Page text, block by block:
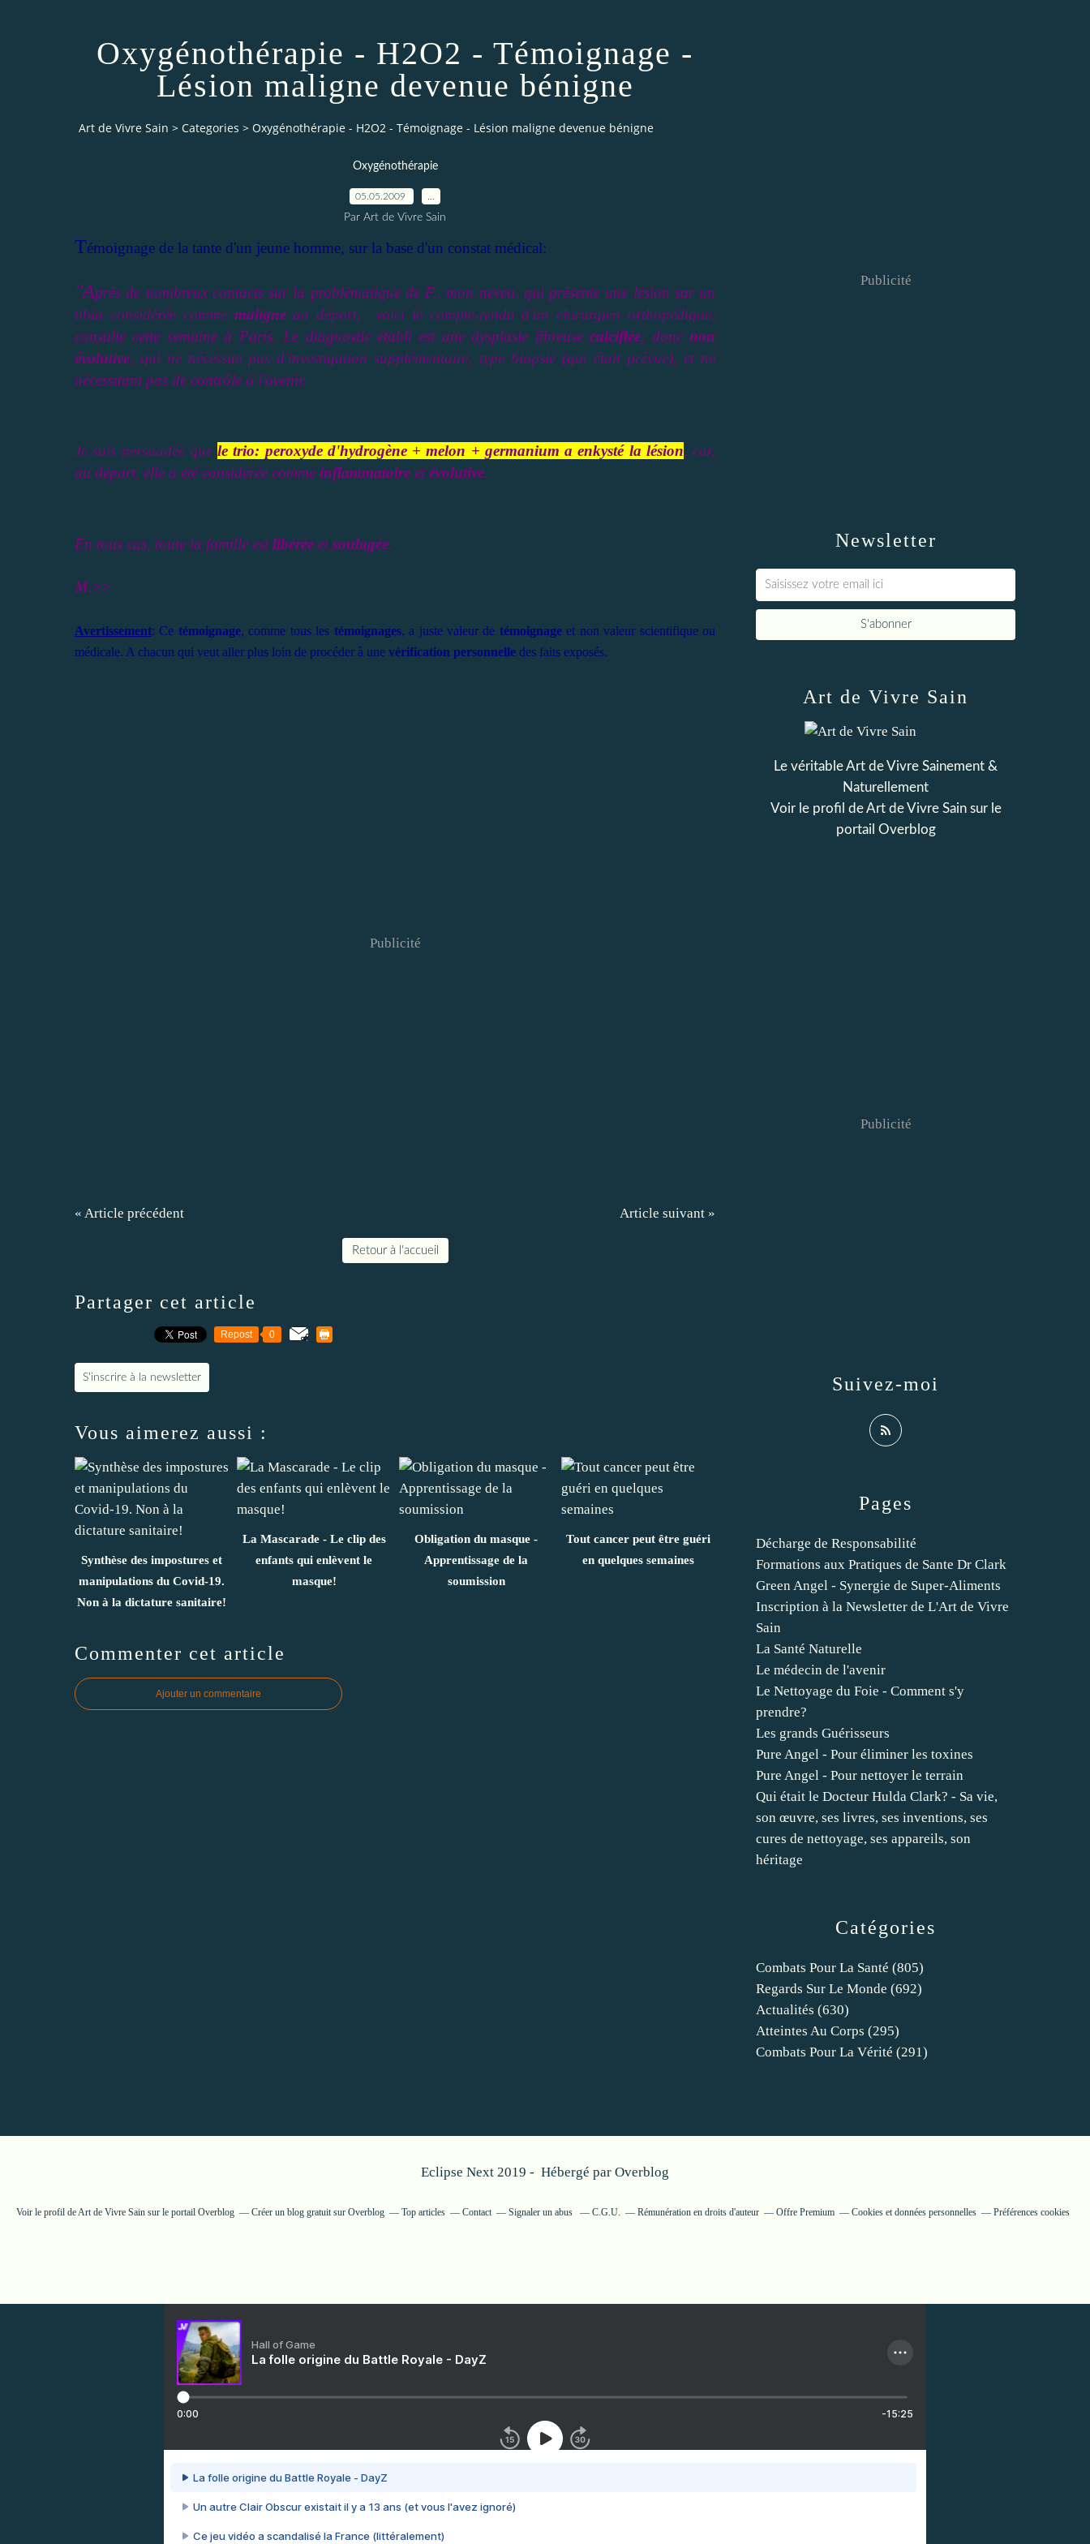
Oxygénothérapie - H2O2 - Témoignage -
Lésion maligne devenue bénigne
Art de Vivre Sain > Categories > Oxygénothérapie - H2O2 - Témoignage - Lésion maligne devenue bénigne
Oxygénothérapie
05.05.2009
Par Art de Vivre Sain
Témoignage de la tante d'un jeune homme, sur la base d'un constat médical:
"Après de nombreux contacts sur la problématique de F., mon neveu, qui présente une lésion sur un
tibia considérée comme maligneau départ, voici le compte-rendu d'un chirurgien orthopédique,
consulté cette semaine à Paris. Le diagnostic établi est une dysplasie fibreusecalcifiée, doncnon
évolutive, qui ne nécessite pas d'investigation supplémentaire, type biopsie (qui était prévue), et ne
nécessitant pas de contrôle à l'avenir.
Je suis persuadée que le trio: peroxyde d'hydrogène + melon + germanium a enkysté la lésion, car,
au départ, elle a été considérée comme inflammatoire etévolutive.
En tous cas, toute la famille estlibérée etsoulagée.
M.>>
Avertissement: Ce témoignage, comme tous les témoignages, a juste valeur de témoignageet non valeur scientifique ou
médicale. A chacun qui veut aller plus loin de procéder à une vérification personnelle des faits exposés.
Publicité
« Article précédent Article suivant »
Retour à l'accueil
Partager cet article
Repost 0
S'inscrire à la newsletter
Vous aimerez aussi :
Synthèse des impostures et
manipulations du Covid-19.
Non à la dictature sanitaire!
La Mascarade - Le clip des
enfants qui enlèvent le
masque!
Obligation du masque -
Apprentissage de la
soumission
Tout cancer peut être guéri
en quelques semaines
Commenter cet article
Ajouter un commentaire
Newsletter
Publicité
Catégories
Combats Pour La Santé (805)
Regards Sur Le Monde (692)
Actualités (630)
Atteintes Au Corps (295)
Combats Pour La Vérité (291)
Pages
Décharge de Responsabilité
Formations aux Pratiques de Sante Dr Clark
Green Angel - Synergie de Super-Aliments
Inscription à la Newsletter de L'Art de Vivre
Sain
La Santé Naturelle
Le médecin de l'avenir
Le Nettoyage du Foie - Comment s'y
prendre?
Les grands Guérisseurs
Pure Angel - Pour éliminer les toxines
Pure Angel - Pour nettoyer le terrain
Qui était le Docteur Hulda Clark? - Sa vie,
son œuvre, ses livres, ses inventions, ses
cures de nettoyage, ses appareils, son
héritage
Art de Vivre Sain
Le véritable Art de Vivre Sainement &
Naturellement
Voir le profil deArt de Vivre Sainsur le
portail Overblog
Suivez-moi
Publicité
Eclipse Next 2019 - Hébergé par Overblog
Voir le profil deArt de Vivre Sainsur le portail Overblog Créer un blog gratuit sur Overblog Top articles Contact Signaler un abus C.G.U. Rémunération en droits d'auteur Offre Premium Cookies et données personnelles Préférences cookies
Hall of Game
La folle origine du Battle Royale - DayZ
0:00 -15:25
La folle origine du Battle Royale - DayZ
Un autre Clair Obscur existait il y a 13 ans (et vous l'avez ignoré)
Ce jeu vidéo a scandalisé la France (littéralement)